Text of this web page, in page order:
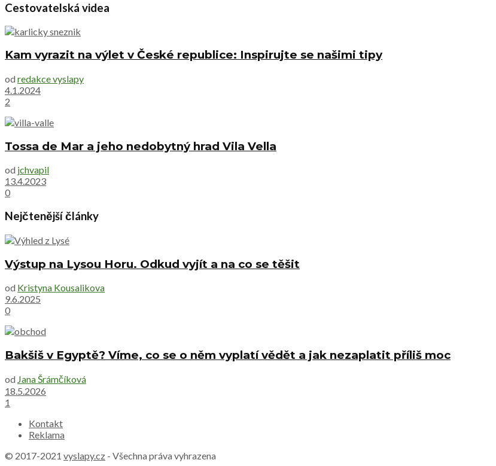
Cestovatelská videa
Kam vyrazit na výlet v České republice: Inspirujte se našimi tipy
od redakce vyslapy
4.1.2024
2
Tossa de Mar a jeho nedobytný hrad Vila Vella
od jchvapil
13.4.2023
0
Nejčtenější články
Výstup na Lysou Horu. Odkud vyjít a na co se těšit
od Kristyna Kousalikova
9.6.2025
0
Bakšiš v Egyptě? Víme, co se o něm vyplatí vědět a jak nezaplatit příliš moc
od Jana Šrámčíková
18.5.2026
1
Kontakt
Reklama
© 2017-2021 vyslapy.cz - Všechna práva vyhrazena